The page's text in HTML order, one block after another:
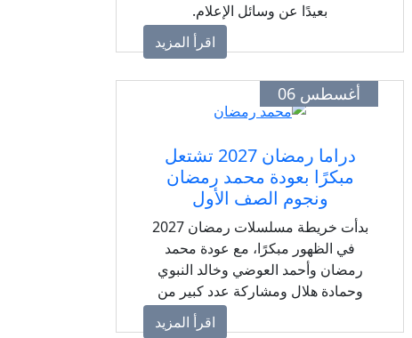
بعيدًا عن وسائل الإعلام.
اقرأ المزيد
أغسطس 06
دراما رمضان 2027 تشتعل
مبكرًا بعودة محمد رمضان
ونجوم الصف الأول
بدأت خريطة مسلسلات رمضان 2027
في الظهور مبكرًا، مع عودة محمد
رمضان وأحمد العوضي وخالد النبوي
وحمادة هلال ومشاركة عدد كبير من
النجوم في منافسة درامية قوية.
اقرأ المزيد